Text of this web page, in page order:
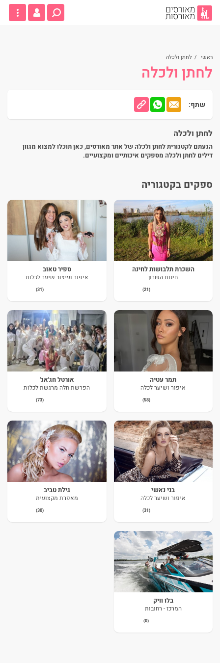
ראשי / לחתן ולכלה
לחתן ולכלה
שתף:
לחתן ולכלה
הגעתם לקטגורית לחתן ולכלה של אתר מאורסים, כאן תוכלו למצוא מגוון
דילים לחתן ולכלה מספקים איכותיים ומקצועיים.
ספקים בקטגוריה
השכרת תלבושות לחינה
חינות השרון
(21)
ספיר טאוב
איפור ועיצוב שיער לכלות
(31)
תמר עטיה
איפור ושיער לכלה
(58)
אורטל חג'אג'
הפרשת חלה מרגשת לכלות
(73)
בני נאשי
איפור ושיער לכלה
(31)
גילת טביב
מאפרת מקצועית
(30)
בלו וויק
המרכז - רחובות
(0)